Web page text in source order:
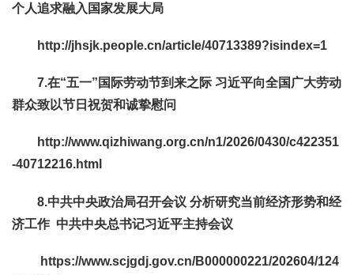
个人追求融入国家发展大局
http://jhsjk.people.cn/article/40713389?isindex=1
7.在“五一”国际劳动节到来之际 习近平向全国广大劳动
群众致以节日祝贺和诚挚慰问
http://www.qizhiwang.org.cn/n1/2026/0430/c422351
-40712216.html
8.中共中央政治局召开会议 分析研究当前经济形势和经
济工作 中共中央总书记习近平主持会议
https://www.scjgdj.gov.cn/B000000221/202604/124